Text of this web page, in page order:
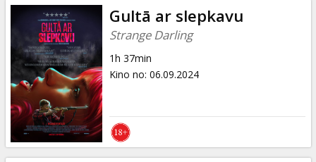
B2B
Kino
Klubs
Gultā ar slepkavu
Strange Darling
1h 37min
Kino no: 06.09.2024